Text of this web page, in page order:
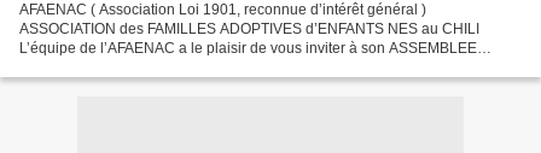
AFAENAC ( Association Loi 1901, reconnue d’intérêt général )
ASSOCIATION des FAMILLES ADOPTIVES d’ENFANTS NES au CHILI
L’équipe de l’AFAENAC a le plaisir de vous inviter à son ASSEMBLEE
de...